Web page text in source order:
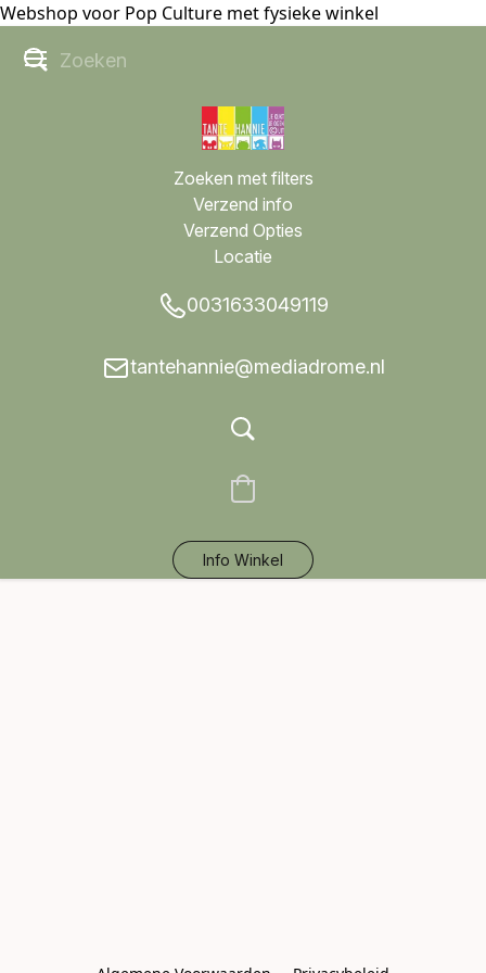
Webshop voor Pop Culture met fysieke winkel
Zoeken met filters
Verzend info
Verzend Opties
Locatie
0031633049119
tantehannie@mediadrome.nl
Info Winkel